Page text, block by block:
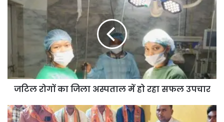
जटिल रोगों का जिला अस्पताल में हो रहा सफल उपचार